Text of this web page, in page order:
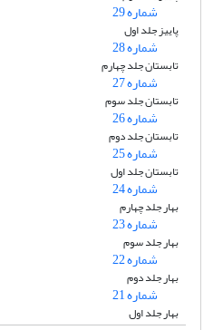
شماره 29
پاییز جلد اول
شماره 28
تابستان جلد چهارم
شماره 27
تابستان جلد سوم
شماره 26
تابستان جلد دوم
شماره 25
تابستان جلد اول
شماره 24
بهار جلد چهارم
شماره 23
بهار جلد سوم
شماره 22
بهار جلد دوم
شماره 21
بهار جلد اول